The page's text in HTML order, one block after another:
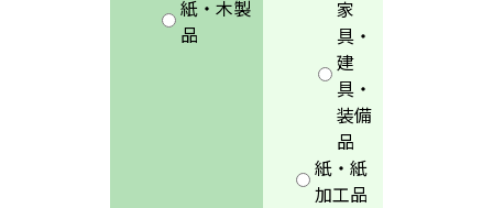
紙・木製
品
家
具・
建
具・
装備
品
紙・紙
加工品